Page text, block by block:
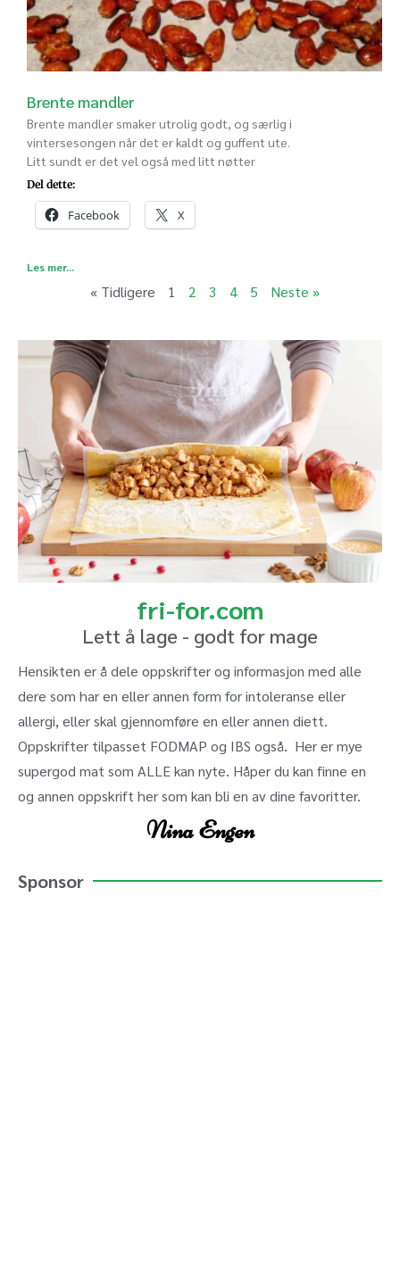
Brente mandler
Brente mandler smaker utrolig godt, og særlig i
vintersesongen når det er kaldt og guffent ute.
Litt sundt er det vel også med litt nøtter
Del dette:
Facebook X
Les mer...
« Tidligere 1 2 3 4 5 Neste »
fri-for.com
Lett å lage - godt for mage
Hensikten er å dele oppskrifter og informasjon med alle
dere som har en eller annen form for intoleranse eller
allergi, eller skal gjennomføre en eller annen diett.
Oppskrifter tilpasset FODMAP og IBS også. Her er mye
supergod mat som ALLE kan nyte. Håper du kan finne en
og annen oppskrift her som kan bli en av dine favoritter.
Nina Engen
Sponsor